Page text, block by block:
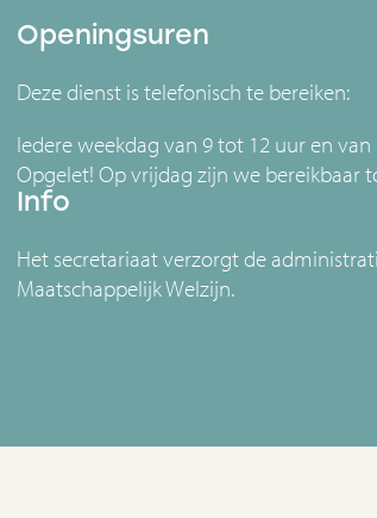
Openingsuren
Deze dienst is telefonisch te bereiken:
Iedere weekdag van 9 tot 12 uur en van
Opgelet! Op vrijdag zijn we bereikbaar
Info
Het secretariaat verzorgt de
Maatschappelijk Welzijn.